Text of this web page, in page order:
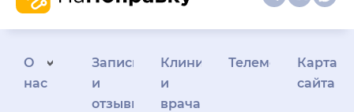
О
нас
Запись
и
отзывы
Клиникам
и
врачам
Телемедицина
Карта
сайта